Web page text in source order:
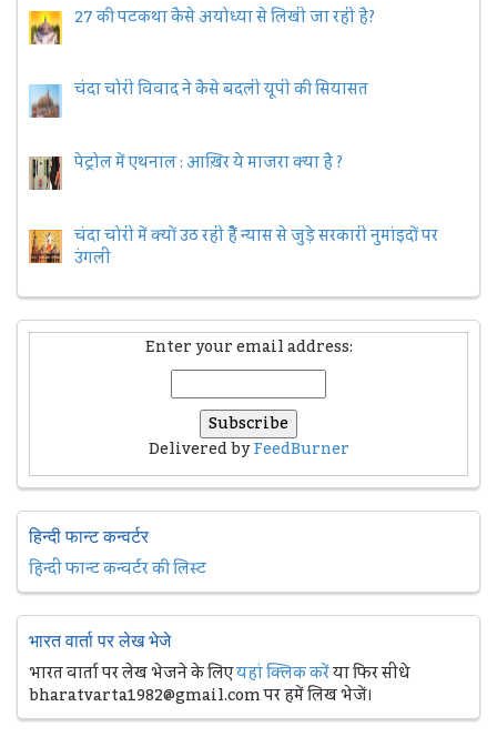
27 की पटकथा कैसे अयोध्या से लिखी जा रही है?
चंदा चोरी विवाद ने कैसे बदली यूपी की सियासत
पेट्रोल में एथनाल : आख़िर ये माजरा क्या है ?
चंदा चोरी में क्यों उठ रही हैैं न्यास से जुड़े सरकारी नुमांइदों पर
उंगली
Enter your email address:
Delivered byFeedBurner
हिन्दी फान्ट कन्वर्टर
हिन्दी फान्ट कन्वर्टर की लिस्ट
भारत वार्ता पर लेख भेजे
भारत वार्ता पर लेख भेजने के लिएयहां क्लिक करेंया फिर सीधे
bharatvarta1982@gmail.com पर हमें लिख भेजें।